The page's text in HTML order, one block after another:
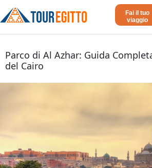
Fai il tuo
viaggio
Viaggio in Egitto
Vacanze Lusso in Egitto
Dahabeya Lusso
Agosto in Egitto
Parco di Al Azhar: Guida
del Cairo